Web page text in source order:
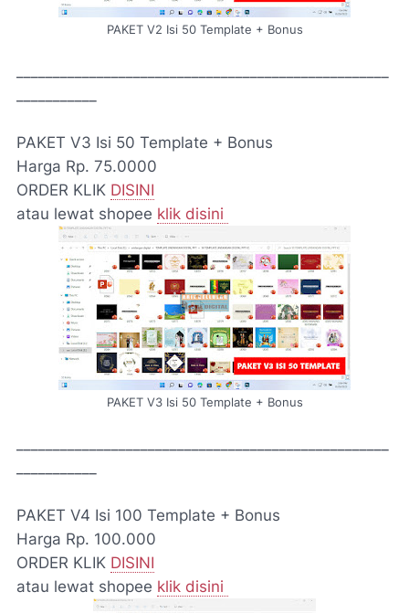
PAKET V2 Isi 50 Template + Bonus
PAKET V3 Isi 50 Template + Bonus
Harga Rp. 75.0000
ORDER KLIK DISINI
atau lewat shopee klik disini
PAKET V3 Isi 50 Template + Bonus
PAKET V4 Isi 100 Template + Bonus
Harga Rp. 100.000
ORDER KLIK DISINI
atau lewat shopee klik disini